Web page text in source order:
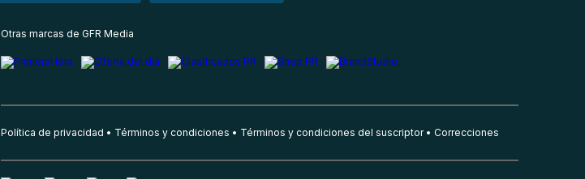
Otras marcas de GFR Media
Política de privacidad Términos y condiciones Términos y condiciones del suscriptor Correcciones